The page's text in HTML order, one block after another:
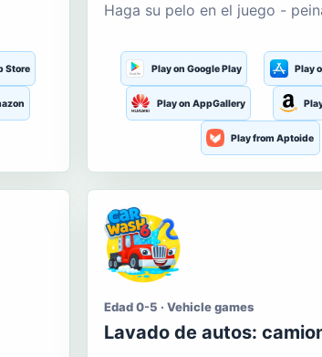
Store
Haga su pelo en el juego -
Play on Google Play Play
Play on AppGallery
Play from Aptoide
Edad 0-5 · Vehicle games
Lavado de autos: